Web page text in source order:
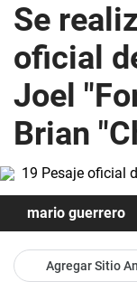
Se
oficial
Joel
Brian
mario guerrero
Agregar Sitio